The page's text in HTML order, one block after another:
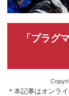
「プラグ
＊本記事はオンラ